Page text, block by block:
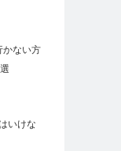
かない方
いけな